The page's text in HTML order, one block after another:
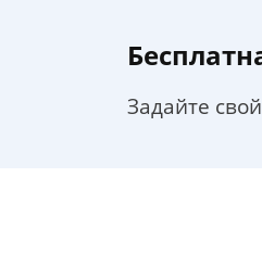
Задайте